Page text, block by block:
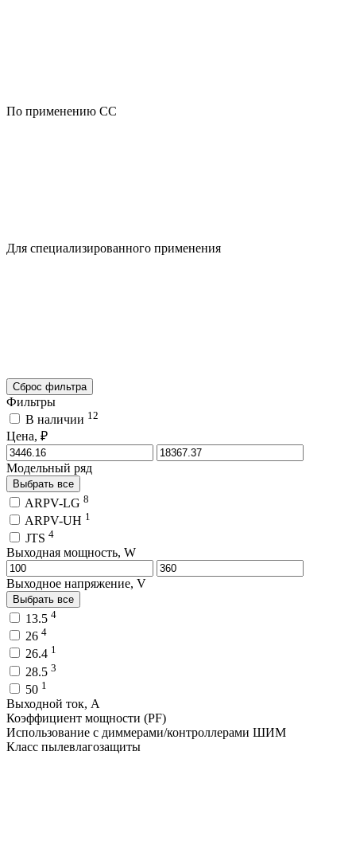
По применению CC
Для специализированного применения
Сброс фильтра
Фильтры
В наличии 12
Цена, ₽
Модельный ряд
Выбрать все
ARPV-LG 8
ARPV-UH 1
JTS 4
Выходная мощность, W
Выходное напряжение, V
Выбрать все
13.5 4
26 4
26.4 1
28.5 3
50 1
Выходной ток, A
Коэффициент мощности (PF)
Использование с диммерами/контроллерами ШИМ
Класс пылевлагозащиты